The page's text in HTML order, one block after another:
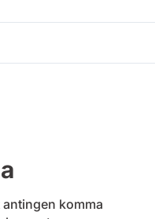
komma